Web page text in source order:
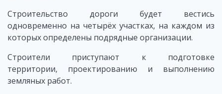
Строительство дороги будет вестись
одновременно на четырёх участках, на каждом из
которых определены подрядные организации.
Строители приступают к подготовке
территории, проектированию и выполнению
земляных работ.